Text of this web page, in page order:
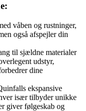
våben og rustninger,
også afspejler din
til sjældne materialer
udstyr,
dine
ekspansive
især tilbyder unikke
giver følgeskab og